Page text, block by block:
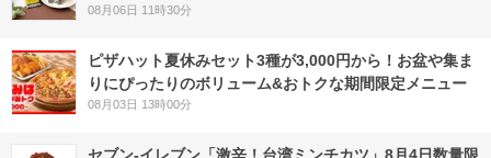
08月06日 11時30分
ピザハット夏休みセット3種が3,000円から！お盆や集ま
りにぴったりのボリューム&おトクな期間限定メニュー
08月03日 13時00分